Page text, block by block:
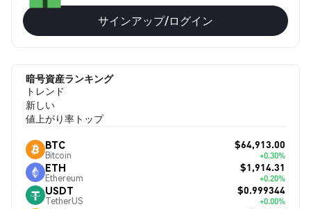
サインアップ/ログイン
暗号資産ランキング
トレンド
新しい
値上がり率トップ
BTC
Bitcoin
$64,913.00
+0.30%
ETH
Ethereum
$1,914.31
+0.20%
USDT
TetherUS
$0.999344
+0.00%